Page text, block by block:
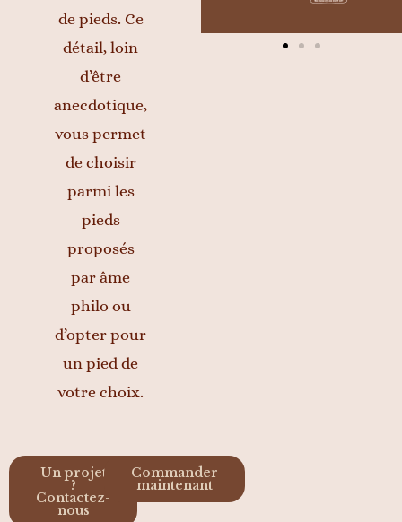
de pieds. Ce
détail, loin
d’être
anecdotique,
vous permet
de choisir
parmi les
pieds
proposés
par âme
philo ou
d’opter pour
un pied de
votre choix.
Un projet
?
Contactez-
nous
Commander
maintenant